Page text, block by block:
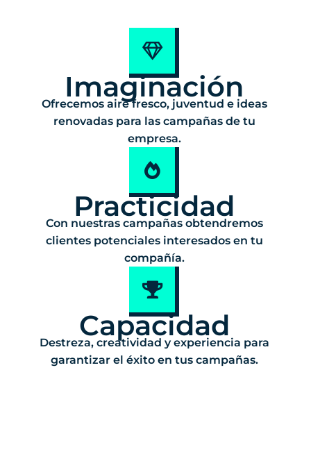
Imaginación
Ofrecemos aire fresco, juventud e ideas
renovadas para las campañas de tu
empresa.
Practicidad
Con nuestras campañas obtendremos
clientes potenciales interesados en tu
compañía.
Capacidad
Destreza, creatividad y experiencia para
garantizar el éxito en tus campañas.